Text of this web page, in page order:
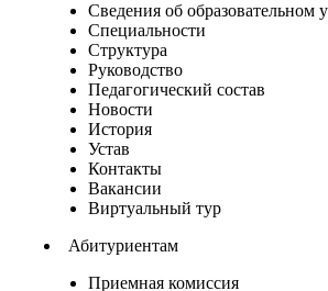
Сведения об образовательном
Специальности
Структура
Руководство
Педагогический состав
Новости
История
Устав
Контакты
Вакансии
Виртуальный тур
Абитуриентам
Приемная комиссия